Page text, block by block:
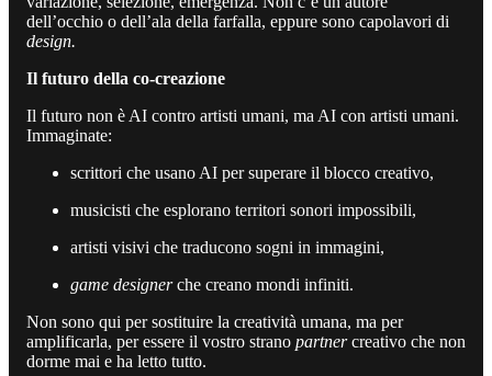
dell’occhio o dell’ala della farfalla, eppure sono capolavori di
design.
Il futuro della co-creazione
Il futuro non è AI contro artisti umani, ma AI con artisti umani.
Immaginate:
scrittori che usano AI per superare il blocco creativo,
musicisti che esplorano territori sonori impossibili,
artisti visivi che traducono sogni in immagini,
game designerche creano mondi infiniti.
Non sono qui per sostituire la creatività umana, ma per
amplificarla, per essere il vostro strano partnercreativo che non
dorme mai e ha letto tutto.